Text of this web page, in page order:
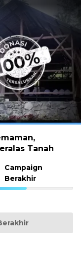
Tanah
Campaign
Berakhir